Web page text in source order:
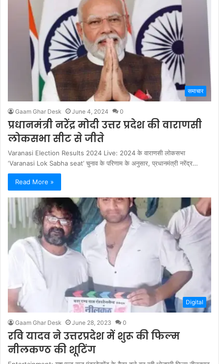
समाचार
Gaam Ghar Desk June 4, 2024 0
प्रधानमंत्री नरेंद्र मोदी उत्तर प्रदेश की वाराणसी
लोकसभा सीट से जीते
Varanasi Election Results 2024 Live: 2024 के वाराणसी लोकसभा
‘Varanasi Lok Sabha seat’ चुनाव के परिणाम के अनुसार, प्रधानमंत्री नरेंद्र…
Read More »
Digital
Gaam Ghar Desk June 28, 2023 0
रवि यादव ने उत्तरप्रदेश में शुरू की फिल्म
नीलकण्ठ की शूटिंग